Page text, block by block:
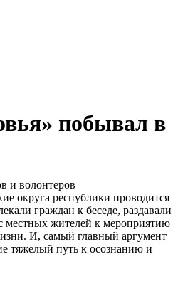
побывал в
и волонтеров
округа республики проводится
граждан к беседе, раздавали
местных жителей к мероприятию
И, самый главный аргумент
тяжелый путь к осознанию и